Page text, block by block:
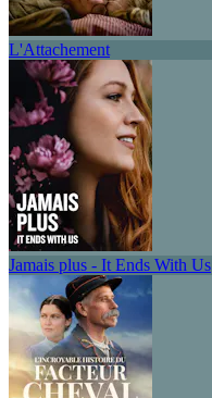
L'Attachement
Jamais plus - It Ends With Us